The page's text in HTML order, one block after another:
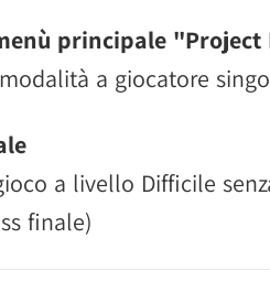
principale
a giocatore
a livello Difficile
finale)